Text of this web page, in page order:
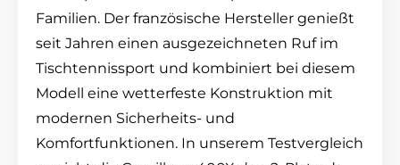
Familien. Der französische Hersteller genießt
seit Jahren einen ausgezeichneten Ruf im
Tischtennissport und kombiniert bei diesem
Modell eine wetterfeste Konstruktion mit
modernen Sicherheits- und
Komfortfunktionen. In unserem Testvergleich